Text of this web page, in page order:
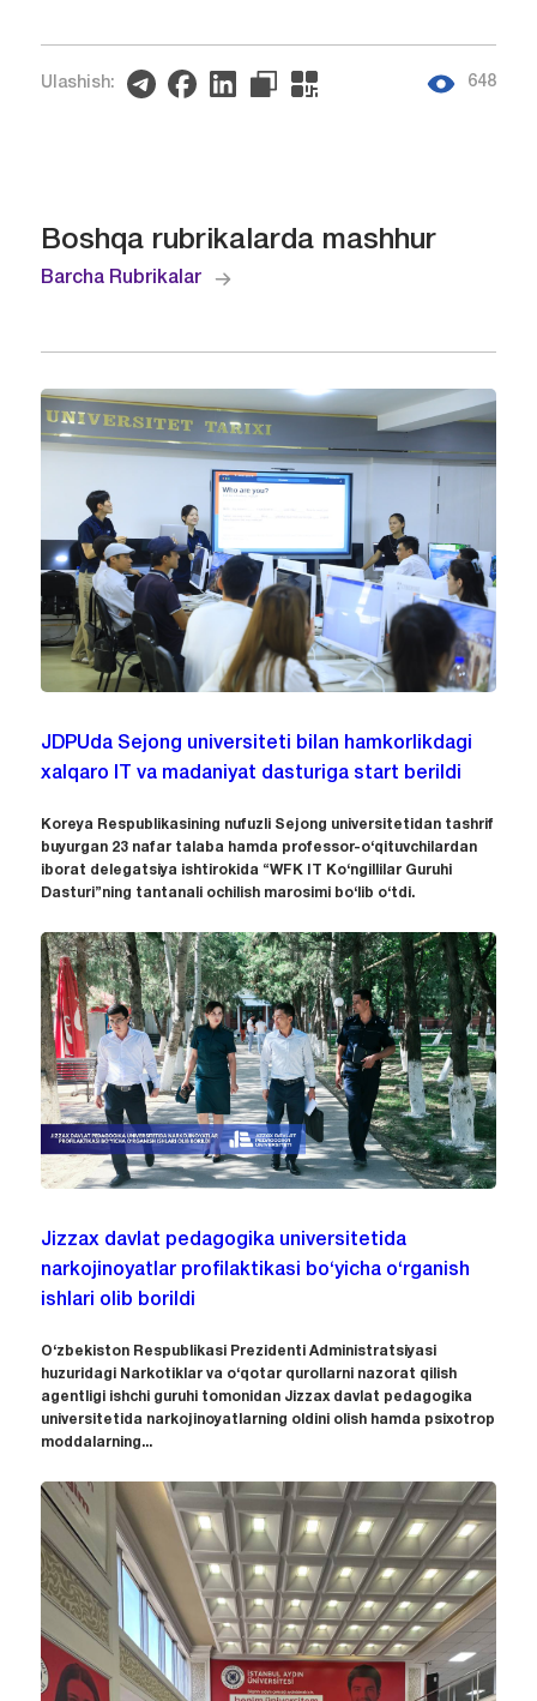
Ulashish: 648
Boshqa rubrikalarda mashhur
Barcha Rubrikalar
JDPUda Sejong universiteti bilan hamkorlikdagi
xalqaro IT va madaniyat dasturiga start berildi
Koreya Respublikasining nufuzli Sejong universitetidan tashrif
buyurgan 23 nafar talaba hamda professor-o‘qituvchilardan
iborat delegatsiya ishtirokida “WFK IT Ko‘ngillilar Guruhi
Dasturi”ning tantanali ochilish marosimi bo‘lib o‘tdi.
Jizzax davlat pedagogika universitetida
narkojinoyatlar profilaktikasi bo‘yicha o‘rganish
ishlari olib borildi
O‘zbekiston Respublikasi Prezidenti Administratsiyasi
huzuridagi Narkotiklar va o‘qotar qurollarni nazorat qilish
agentligi ishchi guruhi tomonidan Jizzax davlat pedagogika
universitetida narkojinoyatlarning oldini olish hamda psixotrop
moddalarning...